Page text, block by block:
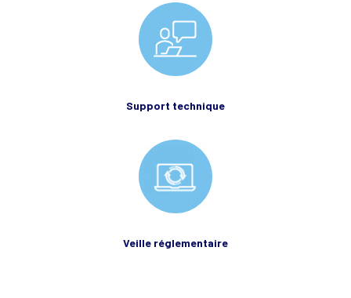
Support technique
Veille réglementaire